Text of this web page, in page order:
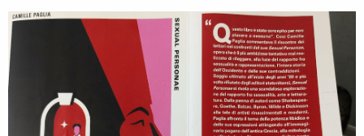
gli uomini (a basso tasso di testosterone però)
3. le femministe di un tempo volevano abbattere il paternalismo
maschile per avere la libertà di autogestirsi ed essere responsabili;
oggi le femministe vorrebbero un nuovo paternalismo sociale,
sportivo, scolastico, professionale che (a base di quote rosa) le tuteli
tornando indietro. Il nuovo femminismo in pratica, si è dimenticato
della responsabilità individuale che tanta fatica era costata.